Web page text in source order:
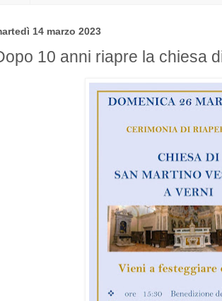
14 marzo 2023
10 anni riapre la chiesa